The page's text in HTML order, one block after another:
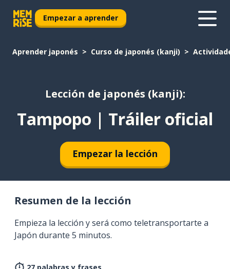
Empezar a aprender
Aprender japonés Curso de japonés (kanji)
Lección de japonés (kanji):
Tampopo | Tráiler oficial
Empezar la lección
Resumen de la lección
Empieza la lección y será como teletransportarte a
Japón durante 5 minutos.